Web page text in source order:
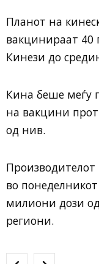
Планот на
вакцинираат 40
Кинези до
Кина беше меѓу
на вакцини
од нив.
во
милиони дози од
региони.